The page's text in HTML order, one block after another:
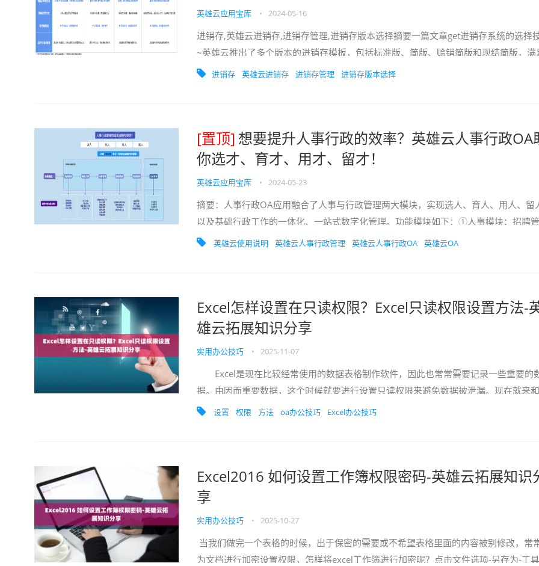
英雄云应用宝库 • 2024-05-16
进销存,英雄云进销存,进销存管理,进销存版本选择摘要一篇文章get进销存系统的选择
~英雄云推出了多个版本的进销存模板，包括标准版、简版、赊销简版和现结简版，满
不同行业、规模的企业的不同需求！本文...
​进销存 英雄云进销存 进销存管理 进销存版本选择
[置顶] 想要提升人事行政的效率？英雄云人事行政OA
你选才、育才、用才、留才！
英雄云应用宝库 • 2024-05-23
摘要：人事行政OA应用融合了人事与行政管理两大模块，实现选人、育人、用人、留
以及基础行政工作的一体化、一站式数字化管理。功能模块如下：①人事模块：招聘管
理：优化招聘全流程，建立人才库基础；入转调离：...
英雄云使用说明 英雄云人事行政管理 英雄云人事行政OA 英雄云OA
Excel怎样设置在只读权限？Excel只读权限设置方法-
雄云拓展知识分享
实用办公技巧 • 2025-11-07
Excel是现在比较经常使用的数据表格制作软件，因此也常常需要记录一些重要的
据。由因而重要数据，这个时候就要进行设置只读权限来避免数据被泄漏。现在就来
家分享一下Excel设置只读权限的方法，...
设置 权限 方法 oa办公技巧 Excel办公技巧
Excel2016 如何设置工作簿权限密码-英雄云拓展知识
享
实用办公技巧 • 2025-10-27
当我们做完一个表格的时候，出于保密的需要或不希望表格里面的内容被别修改，常
为文档进行加密设置权限，怎样将excel工作簿进行加密呢？点击文件选项-另存为-工